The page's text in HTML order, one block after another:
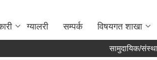
ग्यालरी सम्पर्क विषयगत शाखा